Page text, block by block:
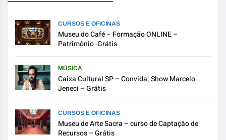
CURSOS E OFICINAS
Museu do Café – Formação ONLINE –
Patrimônio -Grátis
MÚSICA
Caixa Cultural SP – Convida: Show Marcelo
Jeneci – Grátis
CURSOS E OFICINAS
Museu de Arte Sacra – curso de Captação de
Recursos – Grátis